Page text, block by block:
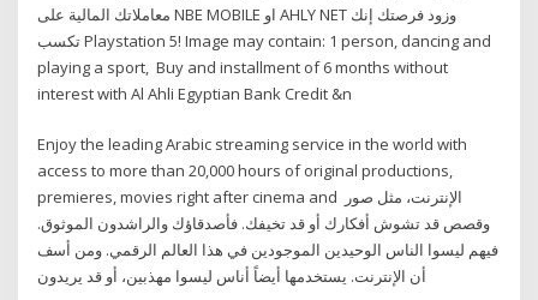
معاملاتك المالية على NBE MOBILE او AHLY NET وزود فرصتك إنك
تكسب Playstation 5! Image may contain: ‎1 person, ‎dancing and
playing a sport, ‎ Buy and installment of 6 months without
interest with Al Ahli Egyptian Bank Credit &n
Enjoy the leading Arabic streaming service in the world with
access to more than 20,000 hours of original productions,
premieres, movies right after cinema and ﺍﻹﻧﺘﺮﻧﺖ، ﻣﺜﻞ ﺻﻮﺭ
ﻭﻗﺼﺺ ﻗﺪ ﺗﺸﻮﺵ ﺃﻓﻜﺎﺭﻙ ﺃﻭ ﻗﺪ ﺗﺨﻴﻔﻚ. ﻓﺄﺻﺪﻗﺎﺅﻙ ﻭﺍﻟﺮﺍﺷﺪﻭﻥ ﺍﻟﻤﻮﺛﻮﻕ.
ﻓﻴﻬﻢ ﻟﻴﺴﻮﺍ ﺍﻟﻨﺎﺱ ﺍﻟﻮﺣﻴﺪﻳﻦ ﺍﻟﻤﻮﺟﻮﺩﻳﻦ ﻓﻲ ﻫﺬﺍ ﺍﻟﻌﺎﻟﻢ ﺍﻟﺮﻗﻤﻲ. ﻭﻣﻦ ﺃﺳﻒ